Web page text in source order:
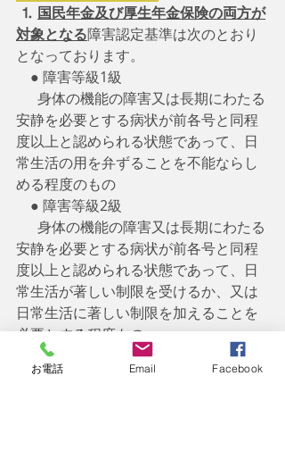
⒈ 国民年金及び厚生年金保険の両方が
対象となる障害認定基準は次のとおり
となっております。
● 障害等級1級
身体の機能の障害又は長期にわたる
安静を必要とする病状が前各号と同程
度以上と認められる状態であって、日
常生活の用を弁ずることを不能ならし
める程度のもの
● 障害等級2級
身体の機能の障害又は長期にわたる
安静を必要とする病状が前各号と同程
度以上と認められる状態であって、日
常生活が著しい制限を受けるか、又は
日常生活に著しい制限を加えることを
必要とする程度もの
厚生年金保険のみが対象となる障害
認定基準は次のとおりとなっておりま
お電話 Email Facebook